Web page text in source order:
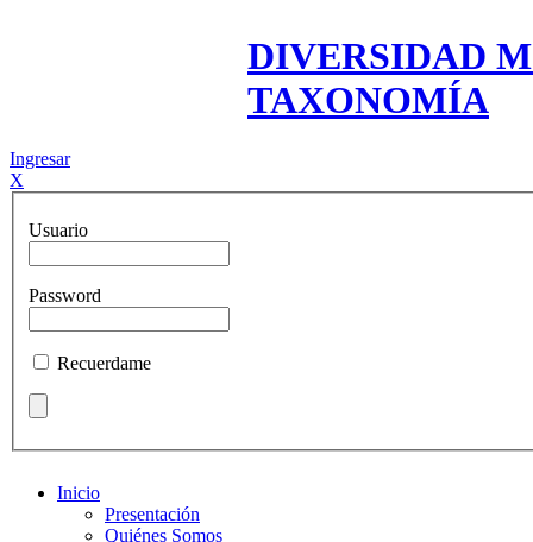
DIVERSIDAD
TAXONOMÍA
Ingresar
X
Usuario
Password
Recuerdame
Inicio
Presentación
Quiénes Somos